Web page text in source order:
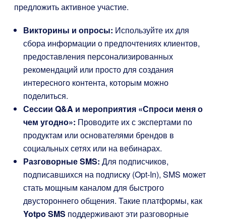
предложить активное участие.
Викторины и опросы: Используйте их для
сбора информации о предпочтениях клиентов,
предоставления персонализированных
рекомендаций или просто для создания
интересного контента, которым можно
поделиться.
Сессии Q&A и мероприятия «Спроси меня о
чем угодно»: Проводите их с экспертами по
продуктам или основателями брендов в
социальных сетях или на вебинарах.
Разговорные SMS: Для подписчиков,
подписавшихся на подписку (Opt-In), SMS может
стать мощным каналом для быстрого
двустороннего общения. Такие платформы, как
Yotpo SMS поддерживают эти разговорные